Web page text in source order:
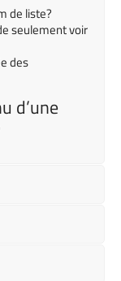
de liste?
seulement voir
des
d’une